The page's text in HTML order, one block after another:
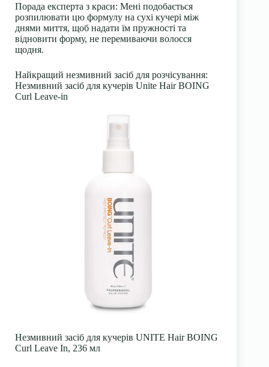
Порада експерта з краси: Мені подобається
розпилювати цю формулу на сухі кучері між
днями миття, щоб надати їм пружності та
відновити форму, не перемиваючи волосся
щодня.
Найкращий незмивний засіб для розчісування:
Незмивний засіб для кучерів Unite Hair BOING
Curl Leave-in
Незмивний засіб для кучерів UNITE Hair BOING
Curl Leave In, 236 мл